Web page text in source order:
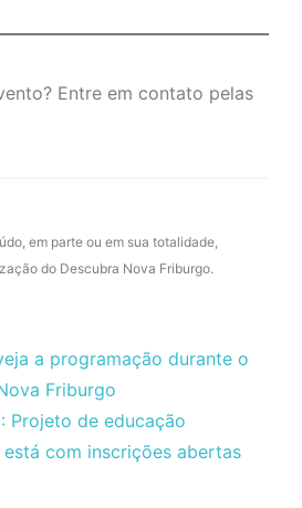
Entre em contato pelas
em parte ou em sua totalidade,
do Descubra Nova Friburgo.
a programação durante o
Friburgo
Projeto de educação
com inscrições abertas